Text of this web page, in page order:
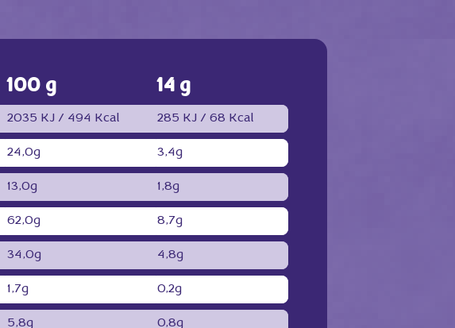
100 g 14 g
2035 KJ / 494 Kcal 285 KJ / 68 Kcal
24,0g 3,4g
13,0g 1,8g
62,0g 8,7g
34,0g 4,8g
1,7g 0,2g
5,8g 0,8g